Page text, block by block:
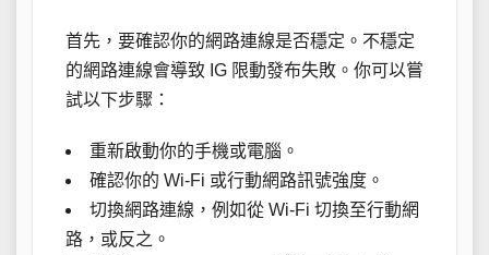
首先，要確認你的網路連線是否穩定。不穩定
的網路連線會導致 IG 限動發布失敗。你可以嘗
試以下步驟：
重新啟動你的手機或電腦。
確認你的 Wi-Fi 或行動網路訊號強度。
切換網路連線，例如從 Wi-Fi 切換至行動網
路，或反之。